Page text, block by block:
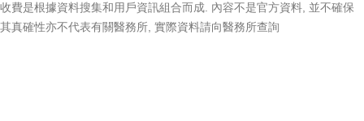
收費是根據資料搜集和用戶資訊組合而成. 內容不是官方資料, 並不確保
其真確性亦不代表有關醫務所, 實際資料請向醫務所查詢